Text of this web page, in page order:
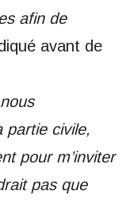
afin de
avant de
partie civile,
pour m’inviter
pas que